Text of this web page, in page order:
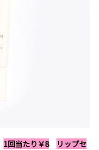
1回当たり￥8
リップセ